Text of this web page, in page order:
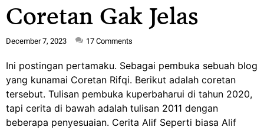
Coretan Gak Jelas
December 7, 2023 17 Comments
Ini postingan pertamaku. Sebagai pembuka sebuah blog
yang kunamai Coretan Rifqi. Berikut adalah coretan
tersebut. Tulisan pembuka kuperbaharui di tahun 2020,
tapi cerita di bawah adalah tulisan 2011 dengan
beberapa penyesuaian. Cerita Alif Seperti biasa Alif